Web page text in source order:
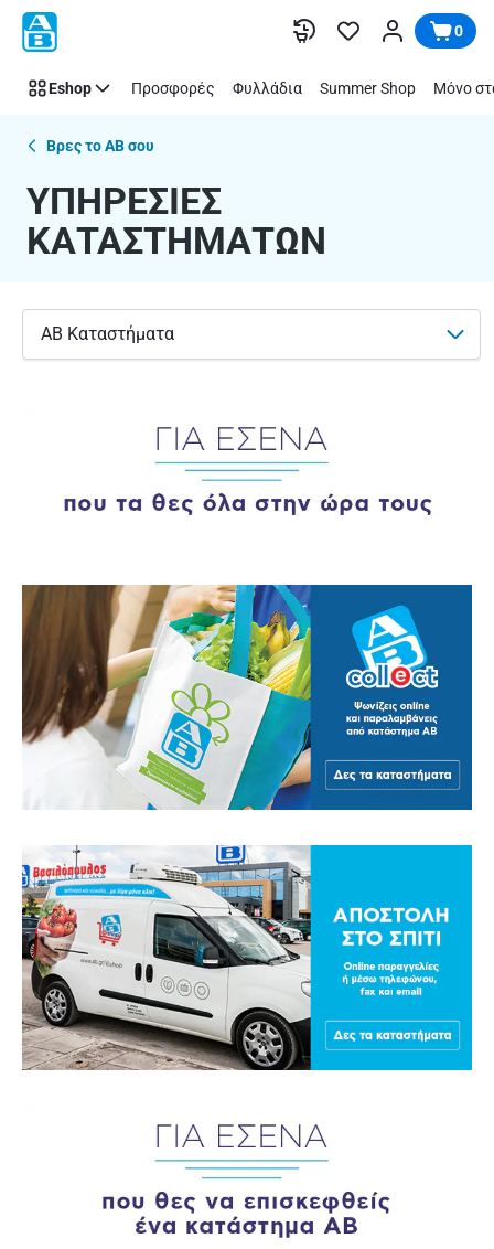
Παράλειψη
ΥΠΗΡΕΣΙΕΣ
ΚΑΤΑΣΤΗΜΑΤΩΝ
0
Eshop Προσφορές Φυλλάδια Summer Shop Μόνο
Βρες το AB σου
ΥΠΗΡΕΣΙΕΣ
ΚΑΤΑΣΤΗΜΑΤΩΝ
AB Καταστήματα